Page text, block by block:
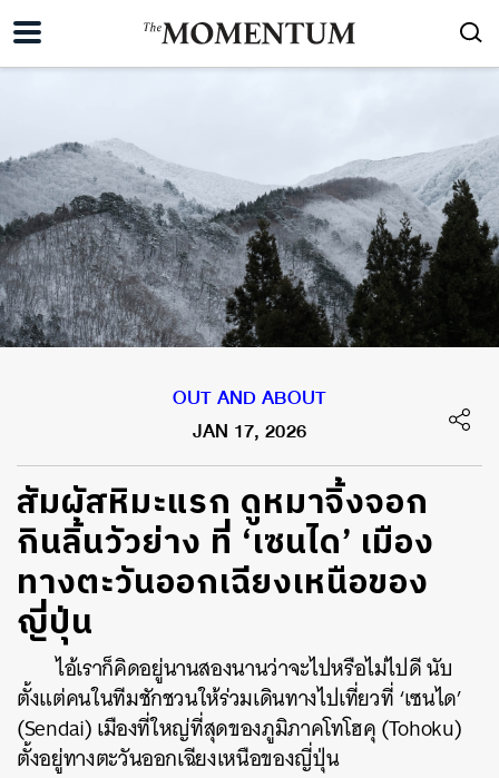
OUT AND ABOUT
JAN 17, 2026
สัมผัสหิมะแรก ดูหมาจิ้งจอก
กินลิ้นวัวย่าง ที่ ‘เซนได’ เมือง
ทางตะวันออกเฉียงเหนือของ
ญี่ปุ่น
ไอ้เราก็คิดอยู่นานสองนานว่าจะไปหรือไม่ไปดี นับ
ตั้งแต่คนในทีมชักชวนให้ร่วมเดินทางไปเที่ยวที่ ‘เซนได’
(Sendai) เมืองที่ใหญ่ที่สุดของภูมิภาคโทโฮคุ (Tohoku)
ตั้งอยู่ทางตะวันออกเฉียงเหนือของญี่ปุ่น